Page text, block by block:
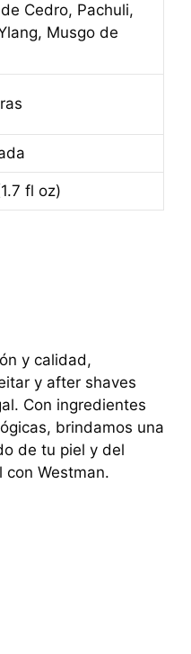
Cedro, Pachuli,
Musgo de
fl oz)
y calidad,
y after shaves
Con ingredientes
brindamos una
de tu piel y del
con Westman.